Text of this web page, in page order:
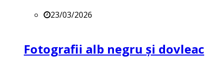
23/03/2026
Fotografii alb negru și dovleac